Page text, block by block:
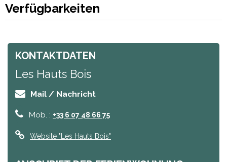
Verfügbarkeiten
KONTAKTDATEN
Les Hauts Bois
Mail / Nachricht
Mob. : +33 6 07 48 66 75
Website "Les Hauts Bois"